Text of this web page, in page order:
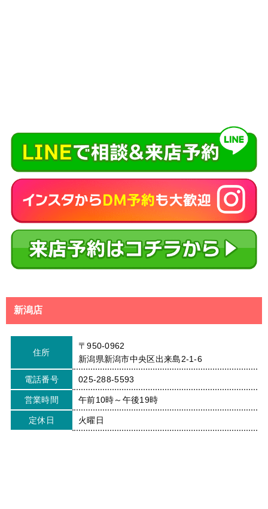
新潟店
住所
〒950-0962
新潟県新潟市中央区出来島2-1-6
電話番号 025-288-5593
営業時間 午前10時～午後19時
定休日 火曜日